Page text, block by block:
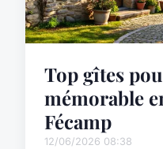
Top gîtes
mémorable
Fécamp
12/06/2026 08:38